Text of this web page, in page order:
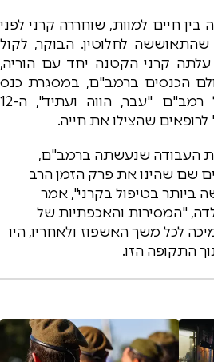
חיים למוות, שוחררה קרני לפני
לחלוטין. הבוקר, לקול
עלתה קרני הקטנה יחד עם הוריה,
הכנסים ברמב"ם, במסגרת כנס
ניתוחי הלב השנתי של רמב"ם "עבר, הווה ועתיד", ה-12
שהצילו את חייה.
העבודה שנעשתה ברמב"ם,
שם שהינו את פרק הזמן הרב
ביותר בטיפול בקרני", אמר
"המסירות והאכפתיות של
לכל משך האשפוז ולאחריו, היו
התקופה הזו.